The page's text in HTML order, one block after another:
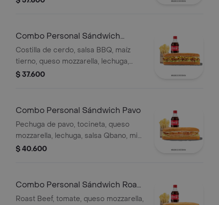
Combo Personal Sándwich
Costilla
Costilla de cerdo, salsa BBQ, maíz
tierno, queso mozzarella, lechuga,
salsa Qbano, acompañamiento y
$ 37.600
Combo Personal Sándwich Pavo
Pechuga de pavo, tocineta, queso
mozzarella, lechuga, salsa Qbano, miel
mostaza, papas a la francesa y
$ 40.600
Combo Personal Sándwich Roast
Beef
Roast Beef, tomate, queso mozzarella,